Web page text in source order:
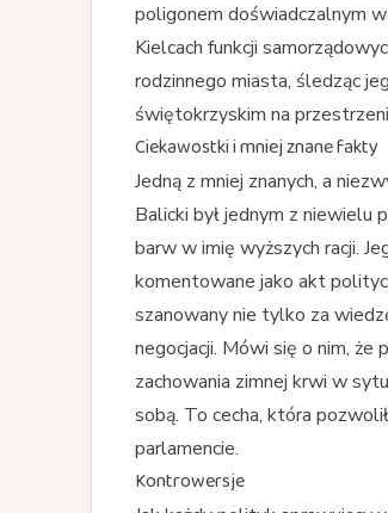
poligonem doświadczalnym w
Kielcach funkcji
rodzinnego miasta, śledząc
świętokrzyskim na
Ciekawostki i mniej znane fakty
Jedną z mniej znanych, a
Balicki był jednym z
barw w imię wyższych racji.
komentowane jako akt
szanowany nie tylko za
negocjacji. Mówi się o nim, że
zachowania zimnej krwi w
sobą. To cecha, która
parlamencie.
Kontrowersje